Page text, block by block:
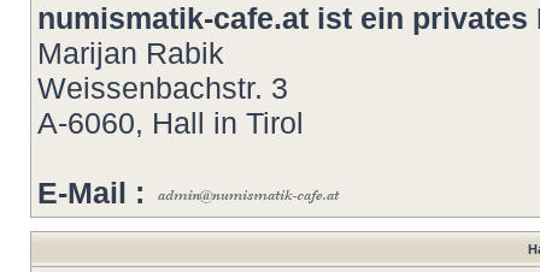
numismatik-cafe.at ist ein privates
Marijan Rabik
Weissenbachstr. 3
A-6060, Hall in Tirol
E-Mail :